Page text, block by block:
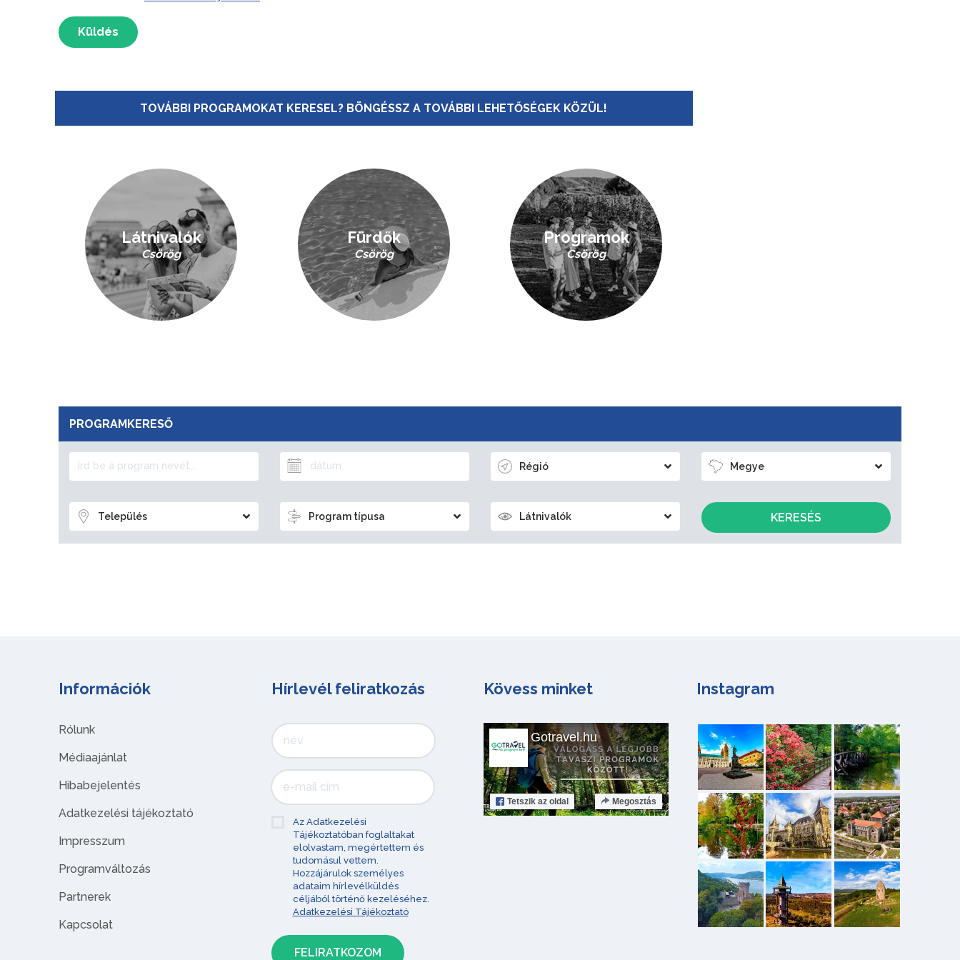
Küldés
TOVÁBBI PROGRAMOKAT KERESEL? BÖNGÉSSZ A TOVÁBBI LEHETŐSÉGEK KÖZÜL!
Látnivalók
Csörög
Fürdők
Csörög
Programok
Csörög
PROGRAMKERESŐ
Régió Megye
Település Program típusa Látnivalók KERESÉS
Információk
Rólunk
Médiaajánlat
Hibabejelentés
Adatkezelési tájékoztató
Impresszum
Programváltozás
Partnerek
Kapcsolat
Hírlevél feliratkozás
Az Adatkezelési
Tájékoztatóban foglaltakat
elolvastam, megértettem és
tudomásul vettem.
Hozzájárulok személyes
adataim hírlevélküldés
céljából történő kezeléséhez.
Adatkezelési Tájékoztató
Kövess minket
Gotravel.hu
Tetszik az oldal Megosztás
Instagram